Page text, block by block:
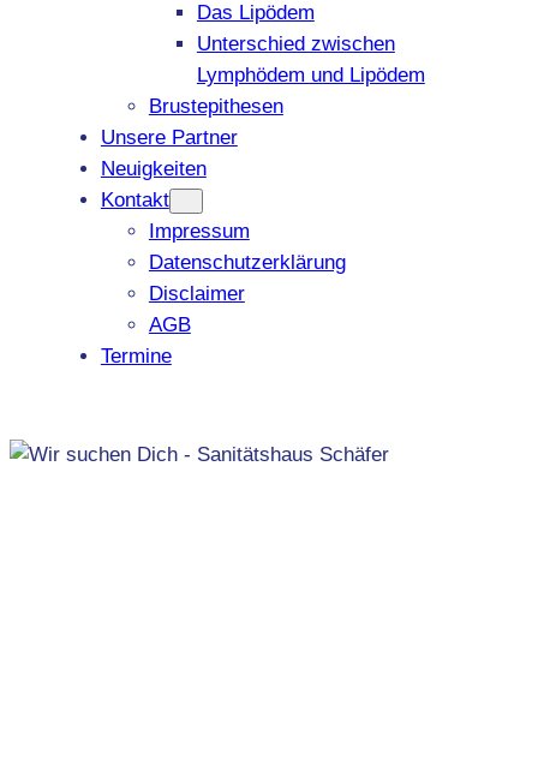
Das Lipödem
Unterschied zwischen
Lymphödem und Lipödem
Brustepithesen
Unsere Partner
Neuigkeiten
Kontakt
Impressum
Datenschutzerklärung
Disclaimer
AGB
Termine